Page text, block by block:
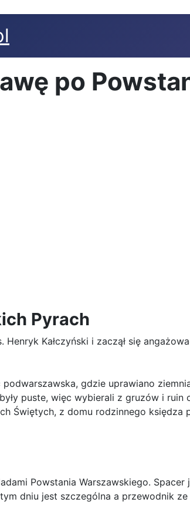
po
Pyrach
Kałczyński i zaczął się
gdzie uprawiano
puste, więc wybierali z gruzów i ruin
Świętych, z domu rodzinnego
Powstania Warszawskiego.
dniu jest szczególna a przewodnik